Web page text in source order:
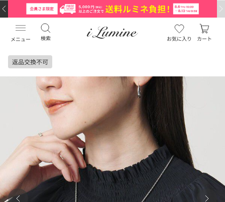
メニュー 検索 お気に入り カート
返品交換不可